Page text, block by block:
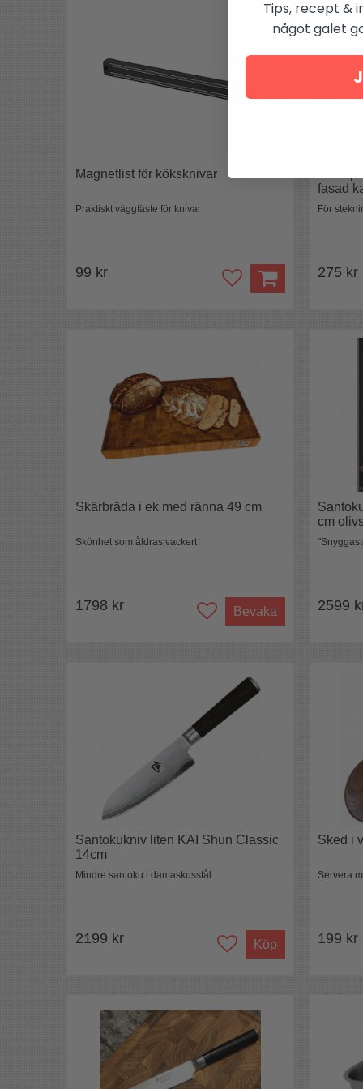
Magnetlist för köksknivar
Praktiskt väggfäste för knivar
99 kr
fasad
För
275 kr
Skärbräda i ek med ränna 49 cm
Skönhet som åldras vackert
1798 kr Bevaka
cm
2599
Santokukniv liten KAI Shun Classic
14cm
Mindre santoku i damaskusstål
2199 kr Köp
Sked i
Servera
199 kr
Tips, recept &
något galet